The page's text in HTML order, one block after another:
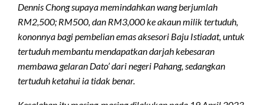
Dennis Chong supaya memindahkan wang berjumlah
RM2,500; RM500, dan RM3,000 ke akaun milik tertuduh,
kononnya bagi pembelian emas aksesori Baju Istiadat, untuk
tertuduh membantu mendapatkan darjah kebesaran
membawa gelaran Dato’ dari negeri Pahang, sedangkan
tertuduh ketahui ia tidak benar.